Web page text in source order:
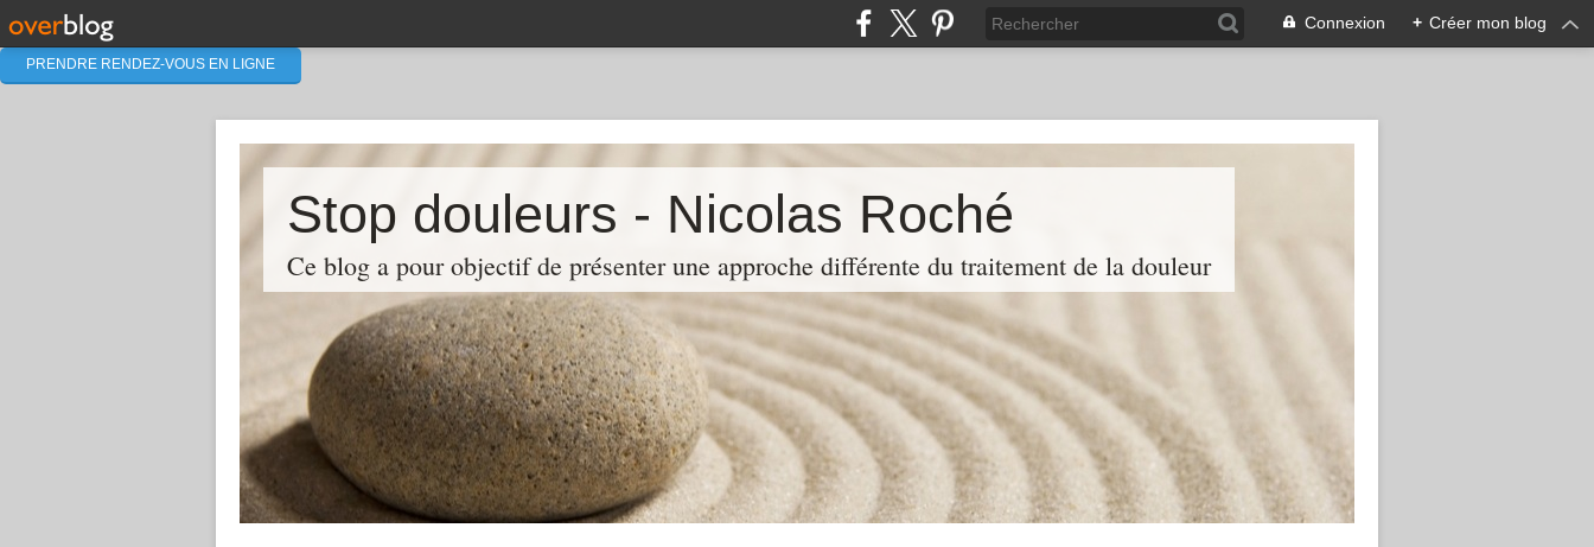
PRENDRE RENDEZ-VOUS EN LIGNE
Connexion + Créer mon blog
Stop douleurs - Nicolas Roché
Ce blog a pour objectif de présenter une approche différente du traitement de la douleur